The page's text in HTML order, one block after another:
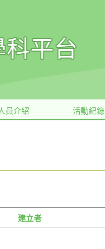
員介紹 活動紀錄
建立者